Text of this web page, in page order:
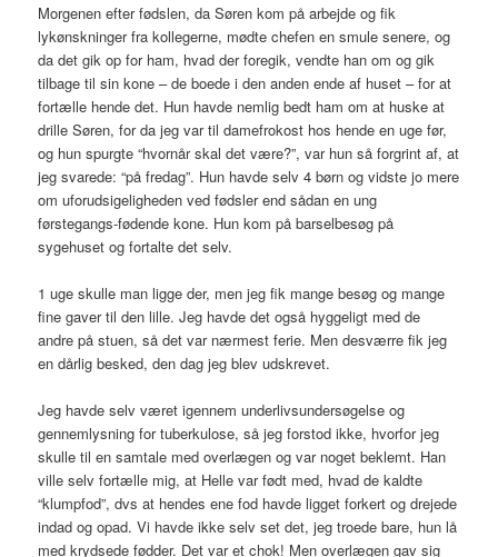
Morgenen efter fødslen, da Søren kom på arbejde og fik
lykønskninger fra kollegerne, mødte chefen en smule senere, og
da det gik op for ham, hvad der foregik, vendte han om og gik
tilbage til sin kone – de boede i den anden ende af huset – for at
fortælle hende det. Hun havde nemlig bedt ham om at huske at
drille Søren, for da jeg var til damefrokost hos hende en uge før,
og hun spurgte “hvornår skal det være?”, var hun så forgrint af, at
jeg svarede: “på fredag”. Hun havde selv 4 børn og vidste jo mere
om uforudsigeligheden ved fødsler end sådan en ung
førstegangs-fødende kone. Hun kom på barselbesøg på
sygehuset og fortalte det selv.
1 uge skulle man ligge der, men jeg fik mange besøg og mange
fine gaver til den lille. Jeg havde det også hyggeligt med de
andre på stuen, så det var nærmest ferie. Men desværre fik jeg
en dårlig besked, den dag jeg blev udskrevet.
Jeg havde selv været igennem underlivsundersøgelse og
gennemlysning for tuberkulose, så jeg forstod ikke, hvorfor jeg
skulle til en samtale med overlægen og var noget beklemt. Han
ville selv fortælle mig, at Helle var født med, hvad de kaldte
“klumpfod”, dvs at hendes ene fod havde ligget forkert og drejede
indad og opad. Vi havde ikke selv set det, jeg troede bare, hun lå
med krydsede fødder. Det var et chok! Men overlægen gav sig